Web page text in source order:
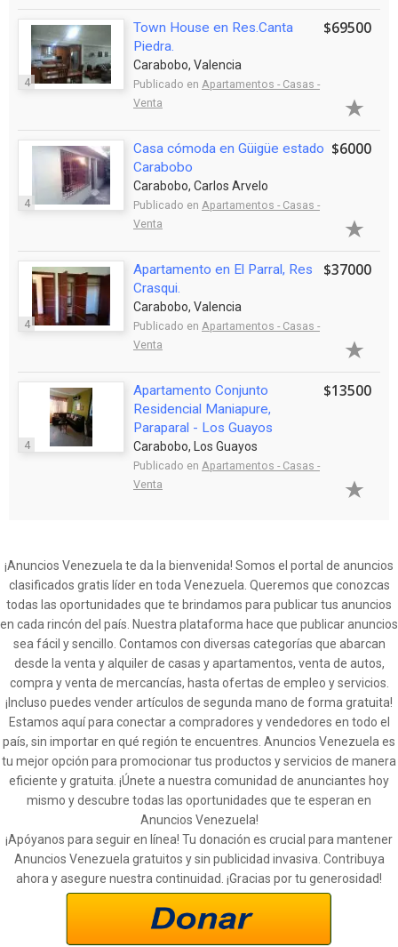
4
Town House en Res.Canta
Piedra.
Carabobo, Valencia
Publicado en Apartamentos - Casas -
Venta
$69500
4
Casa cómoda en Güigüe estado
Carabobo
Carabobo, Carlos Arvelo
Publicado en Apartamentos - Casas -
Venta
$6000
4
Apartamento en El Parral, Res
Crasqui.
Carabobo, Valencia
Publicado en Apartamentos - Casas -
Venta
$37000
4
Apartamento Conjunto
Residencial Maniapure,
Paraparal - Los Guayos
Carabobo, Los Guayos
Publicado en Apartamentos - Casas -
Venta
$13500
¡Anuncios Venezuela te da la bienvenida! Somos el portal de anuncios
clasificados gratis líder en toda Venezuela. Queremos que conozcas
todas las oportunidades que te brindamos para publicar tus anuncios
en cada rincón del país. Nuestra plataforma hace que publicar anuncios
sea fácil y sencillo. Contamos con diversas categorías que abarcan
desde la venta y alquiler de casas y apartamentos, venta de autos,
compra y venta de mercancías, hasta ofertas de empleo y servicios.
¡Incluso puedes vender artículos de segunda mano de forma gratuita!
Estamos aquí para conectar a compradores y vendedores en todo el
país, sin importar en qué región te encuentres. Anuncios Venezuela es
tu mejor opción para promocionar tus productos y servicios de manera
eficiente y gratuita. ¡Únete a nuestra comunidad de anunciantes hoy
mismo y descubre todas las oportunidades que te esperan en
Anuncios Venezuela!
¡Apóyanos para seguir en línea! Tu donación es crucial para mantener
Anuncios Venezuela gratuitos y sin publicidad invasiva. Contribuya
ahora y asegure nuestra continuidad. ¡Gracias por tu generosidad!